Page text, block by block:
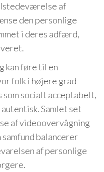
af
den personlige
i deres adfærd,
kan føre til en
folk i højere grad
socialt acceptabelt,
Samlet set
af videoovervågning
samfund balancerer
af personlige